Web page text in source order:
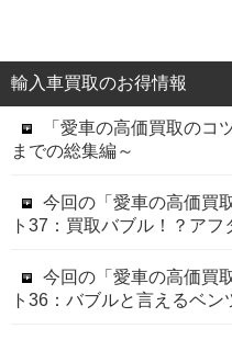
輸入車買取のお得情報
「愛車の高価買取のコ
までの総集編～
今回の「愛車の高価買
ト37：買取バブル！？ア
今回の「愛車の高価買
ト36：バブルと言えるベ